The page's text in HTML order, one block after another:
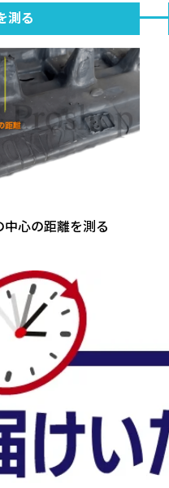
測る
心の距離を測る